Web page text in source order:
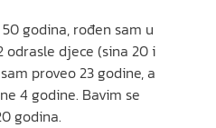
godina, rođen sam u
odrasle djece (sina 20 i
proveo 23 godine, a
4 godine. Bavim se
godina.